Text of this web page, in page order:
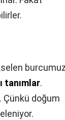
burcumuz
tanımlar.
Çünkü doğum